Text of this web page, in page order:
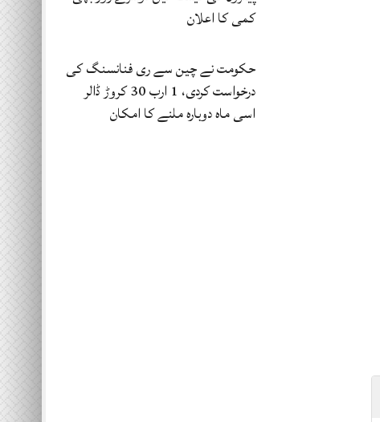
کمی کا اعلان
حکومت نے چین سے ری فنانسنگ کی
درخواست کردی، 1 ارب 30 کروڑ ڈالر
اسی ماہ دوبارہ ملنے کا امکان